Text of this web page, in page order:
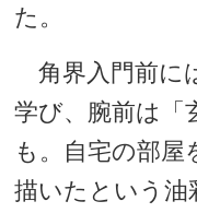
た。
角界入門前に
学び、腕前は「
も。自宅の部
描いたという油